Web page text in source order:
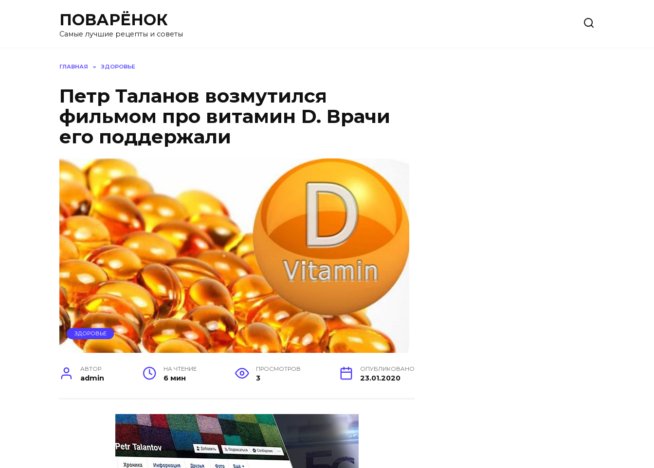
ПОВАРЁНОК
Самые лучшие рецепты и советы
ГЛАВНАЯ » ЗДОРОВЬЕ
Петр Таланов возмутился
фильмом про витамин D. Врачи
его поддержали
ЗДОРОВЬЕ
АВТОР
admin
НА ЧТЕНИЕ
6 мин
ПРОСМОТРОВ
3
ОПУБЛИКОВАНО
23.01.2020